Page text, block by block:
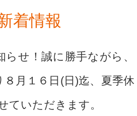
着情報
せ！誠に勝手ながら、
８月１６日(日)迄、夏季休
ていただきます。